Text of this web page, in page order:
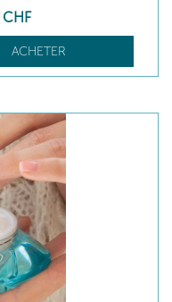
CHF
ACHETER